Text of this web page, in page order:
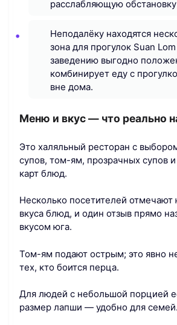
расслабляющую
Неподалёку находятся
зона для прогулок Suan
заведению выгодно
комбинирует еду с
вне дома.
Меню и вкус — что реально
Это халяльный ресторан с
супов, том-ям, прозрачных супов
карт блюд.
Несколько посетителей
вкуса блюд, и один отзыв прямо
вкусом юга.
Том-ям подают острым; это явно
тех, кто боится перца.
Для людей с небольшой порцией
размер лапши — удобно для семей.